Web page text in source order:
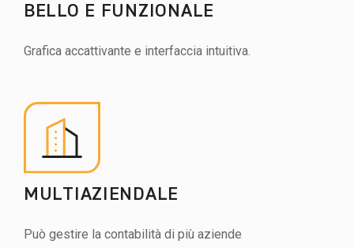
BELLO E FUNZIONALE
Grafica accattivante e interfaccia intuitiva.
MULTIAZIENDALE
Può gestire la contabilità di più aziende